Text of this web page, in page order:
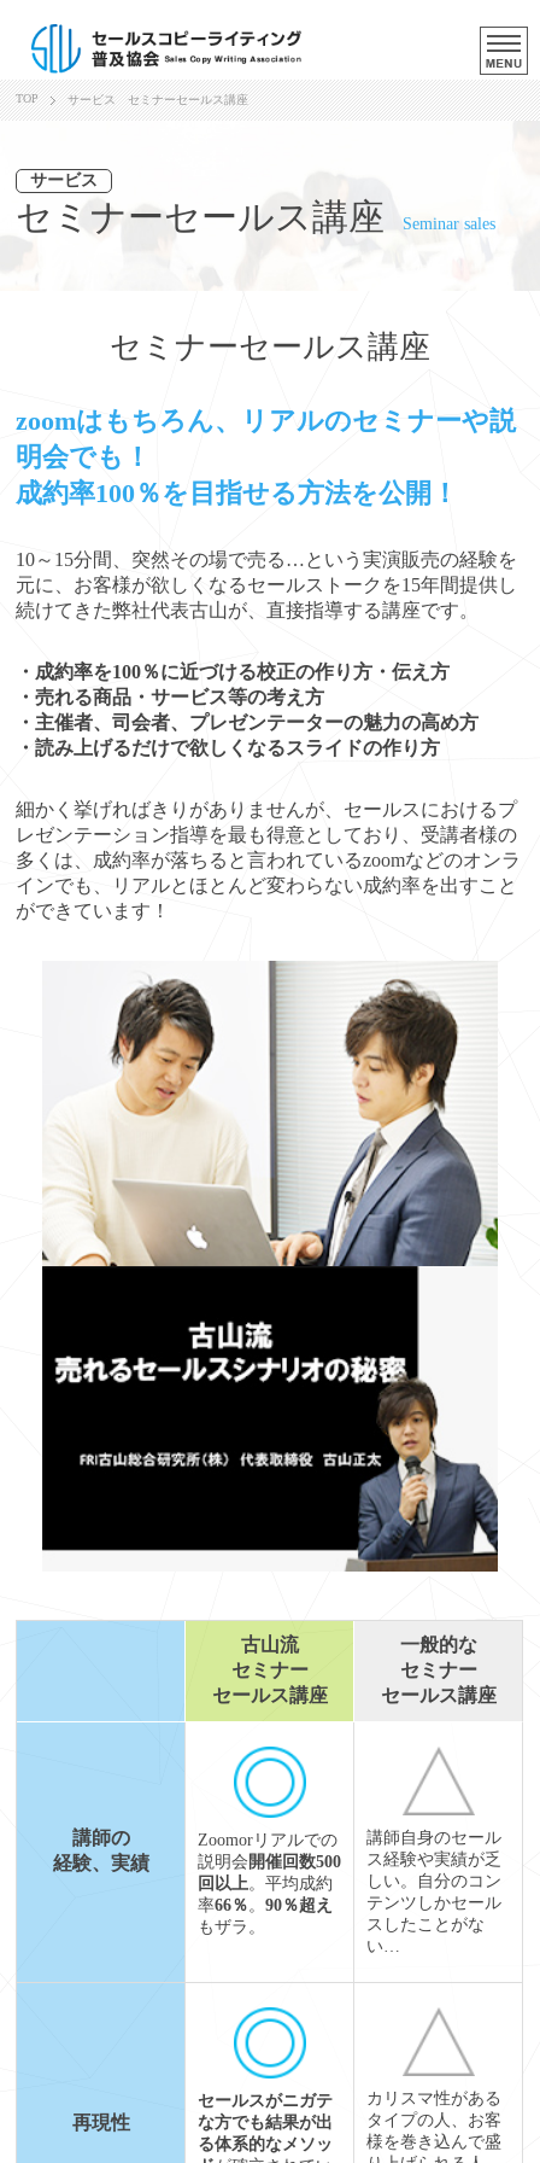
TOP サービス セミナーセールス講座
サービス
セミナーセールス講座 Seminar sales
セミナーセールス講座
zoomはもちろん、リアルのセミナーや説
明会でも！
成約率100％を目指せる方法を公開！
10～15分間、突然その場で売る…という実演販売の経験を
元に、お客様が欲しくなるセールストークを15年間提供し
続けてきた弊社代表古山が、直接指導する講座です。
・成約率を100％に近づける校正の作り方・伝え方
・売れる商品・サービス等の考え方
・主催者、司会者、プレゼンテーターの魅力の高め方
・読み上げるだけで欲しくなるスライドの作り方
細かく挙げればきりがありませんが、セールスにおけるプ
レゼンテーション指導を最も得意としており、受講者様の
多くは、成約率が落ちると言われているzoomなどのオンラ
インでも、リアルとほとんど変わらない成約率を出すこと
ができています！
古山流
セミナー
セールス講座
一般的な
セミナー
セールス講座
講師の
経験、実績
Zoomorリアルでの
説明会 開催回数500
回以上。平均成約
率66％。90％超え
もザラ。
講師自身のセール
ス経験や実績が乏
しい。自分のコン
テンツしかセール
スしたことがな
い…
再現性
セールスがニガテ
な方でも結果が出
る体系的なメソッ
カリスマ性がある
タイプの人、お客
様を巻き込んで盛